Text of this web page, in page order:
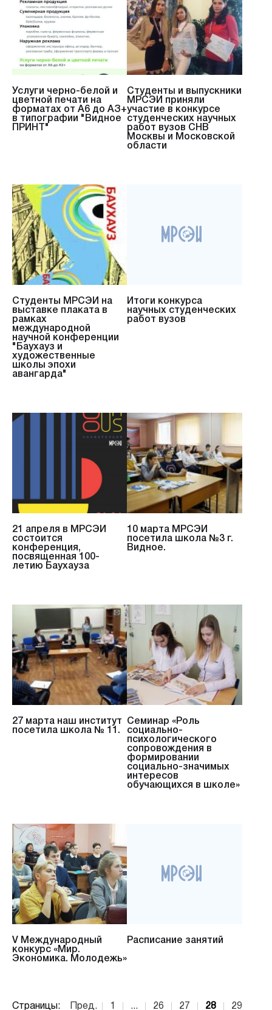
Услуги черно-белой и
цветной печати на
форматах от А6 до АЗ+
в типографии "Видное
ПРИНТ"
Студенты и выпускники
МРСЭИ приняли
участие в конкурсе
студенческих научных
работ вузов СНВ
Москвы и Московской
области
Студенты МРСЭИ на
выставке плаката в
рамках
международной
научной конференции
"Баухауз и
художественные
школы эпохи
авангарда"
Итоги конкурса
научных студенческих
работ вузов
21 апреля в МРСЭИ
состоится
конференция,
посвященная 100-
летию Баухауза
10 марта МРСЭИ
посетила школа №3 г.
Видное.
27 марта наш институт
посетила школа № 11.
Cеминар «Роль
социально-
психологического
сопровождения в
формировании
социально-значимых
интересов
обучающихся в школе»
V Международный
конкурс «Мир.
Экономика. Молодежь»
Расписание занятий
Страницы: Пред. 1 ... 26 27 28
29